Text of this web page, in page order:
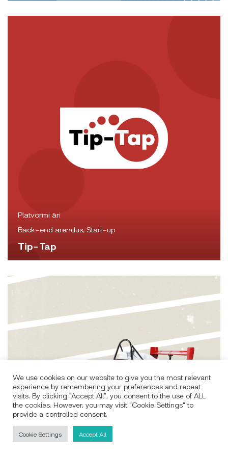
Platvormi äri
Back-end arendus, Start-up
Tip-Tap
We use cookies on our website to give you the most relevant
experience by remembering your preferences and repeat
visits. By clicking “Accept All”, you consent to the use of ALL
the cookies. However, you may visit "Cookie Settings" to
provide a controlled consent.
Cookie Settings Accept All